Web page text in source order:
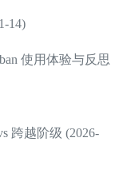
14)
使用体验与反思
跨越阶级 (2026-